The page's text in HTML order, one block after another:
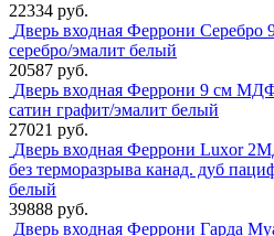
22334 руб.
Дверь входная Феррони Серебро
серебро/эмалит белый
20587 руб.
Дверь входная Феррони 9 см МДФ
сатин графит/эмалит белый
27021 руб.
Дверь входная Феррони Luxor
без терморазрыва канад. дуб
белый
39888 руб.
Дверь входная Феррони Гарда